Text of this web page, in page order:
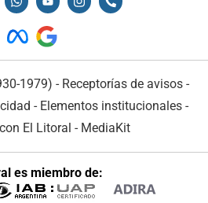
1979) - Receptorías de avisos -
- Elementos institucionales -
El Litoral - MediaKit
es miembro de: